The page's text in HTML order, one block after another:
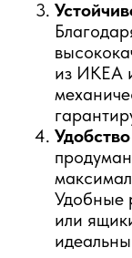
из ИКЕА
Удобные
или